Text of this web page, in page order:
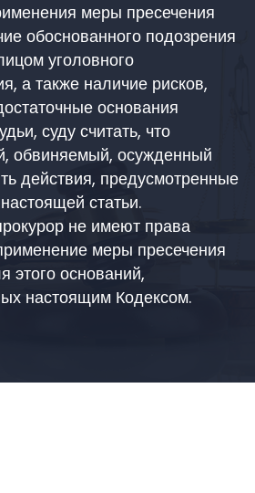
меры пресечения
обоснованного подозрения
уголовного
а также наличие рисков,
основания
суду считать, что
обвиняемый, осужденный
действия, предусмотренные
статьи.
не имеют права
меры пресечения
этого оснований,
настоящим Кодексом.